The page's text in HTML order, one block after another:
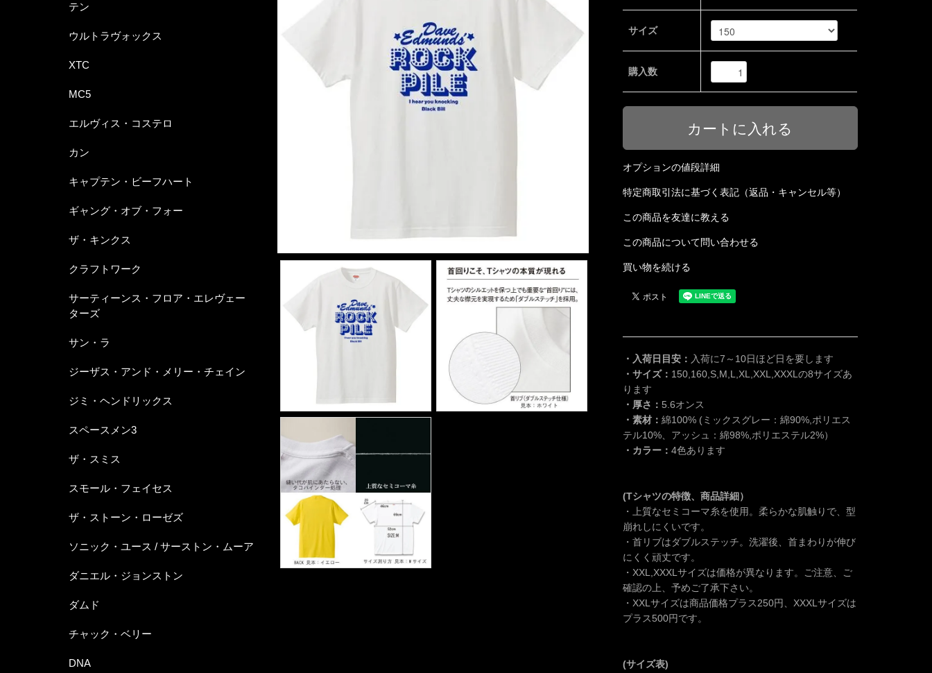
サイズ
購入数
オプションの値段詳細
特定商取引法に基づく表記（返品・キャンセル等）
この商品を友達に教える
この商品について問い合わせる
買い物を続ける
・入荷日目安： 入荷に7～10日ほど日を要します
・サイズ： 150,160,S,M,L,XL,XXL,XXXLの8サイズあ
ります
・厚さ： 5.6オンス
・素材： 綿100% (ミックスグレー：綿90%,ポリエス
テル10%、アッシュ：綿98%,ポリエステル2%）
・カラー： 4色あります
(Tシャツの特徴、商品詳細）
・上質なセミコーマ糸を使用。柔らかな肌触りで、型
崩れしにくいです。
・首リブはダブルステッチ。洗濯後、首まわりが伸び
にくく頑丈です。
・XXL,XXXLサイズは価格が異なります。ご注意、ご
確認の上、予めご了承下さい。
・XXLサイズは商品価格プラス250円、XXXLサイズは
プラス500円です。
(サイズ表)
テン
ウルトラヴォックス
XTC
MC5
エルヴィス・コステロ
カン
キャプテン・ビーフハート
ギャング・オブ・フォー
ザ・キンクス
クラフトワーク
サーティーンス・フロア・エレヴェー
ターズ
サン・ラ
ジーザス・アンド・メリー・チェイン
ジミ・ヘンドリックス
スペースメン3
ザ・スミス
スモール・フェイセス
ザ・ストーン・ローゼズ
ソニック・ユース / サーストン・ムーア
ダニエル・ジョンストン
ダムド
チャック・ベリー
DNA